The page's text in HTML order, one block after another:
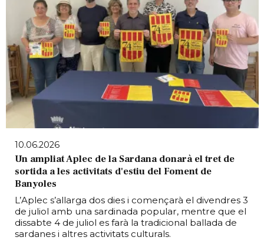
10.06.2026
Un ampliat Aplec de la Sardana donarà el tret de
sortida a les activitats d'estiu del Foment de
Banyoles
L’Aplec s’allarga dos dies i començarà el divendres 3
de juliol amb una sardinada popular, mentre que el
dissabte 4 de juliol es farà la tradicional ballada de
sardanes i altres activitats culturals.